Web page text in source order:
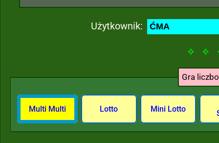
Użytkownik:
Gra
Multi Multi Lotto Mini Lotto